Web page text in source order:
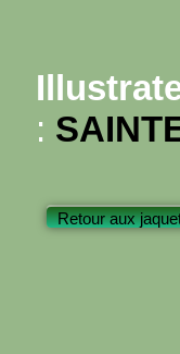
:
Retour aux